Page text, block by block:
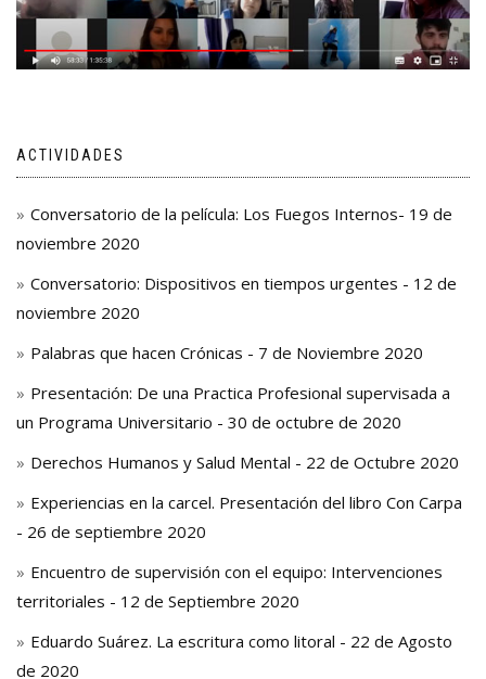
ACTIVIDADES
Conversatorio de la película: Los Fuegos Internos- 19 de
noviembre 2020
Conversatorio: Dispositivos en tiempos urgentes - 12 de
noviembre 2020
Palabras que hacen Crónicas - 7 de Noviembre 2020
Presentación: De una Practica Profesional supervisada a
un Programa Universitario - 30 de octubre de 2020
Derechos Humanos y Salud Mental - 22 de Octubre 2020
Experiencias en la carcel. Presentación del libro Con Carpa
- 26 de septiembre 2020
Encuentro de supervisión con el equipo: Intervenciones
territoriales - 12 de Septiembre 2020
Eduardo Suárez. La escritura como litoral - 22 de Agosto
de 2020